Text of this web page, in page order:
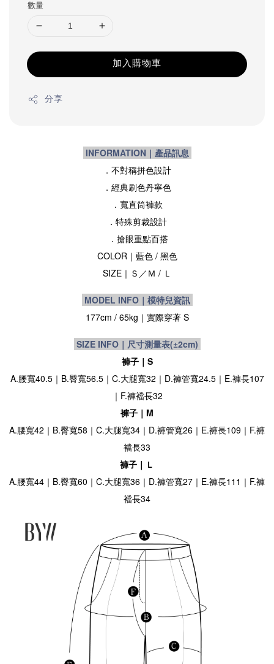
數量
加入購物車
分享
INFORMATION｜產品訊息
．不對稱拼色設計
．經典刷色丹寧色
．寬直筒褲款
．特殊剪裁設計
．搶眼重點百搭
COLOR｜ 藍色/ 黑色
SIZE｜ Ｓ／Ｍ / Ｌ
MODEL INFO｜模特兒資訊
177cm / 65kg ｜實際穿著 S
SIZE INFO｜尺寸測量表(±2cm)
褲子｜S
A.腰寬40.5｜B.臀寬56.5｜C.大腿寬32｜D.褲管寬24.5｜E.褲長107
｜F.褲襠長32
褲子｜M
A.腰寬42｜B.臀寬58｜C.大腿寬34｜D.褲管寬26｜E.褲長109｜F.褲
襠長33
褲子｜Ｌ
A.腰寬44｜B.臀寬60｜C.大腿寬36｜D.褲管寬27｜E.褲長111｜F.褲
襠長34